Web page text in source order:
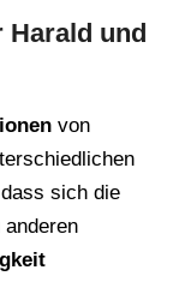
Harald und
von
sich die